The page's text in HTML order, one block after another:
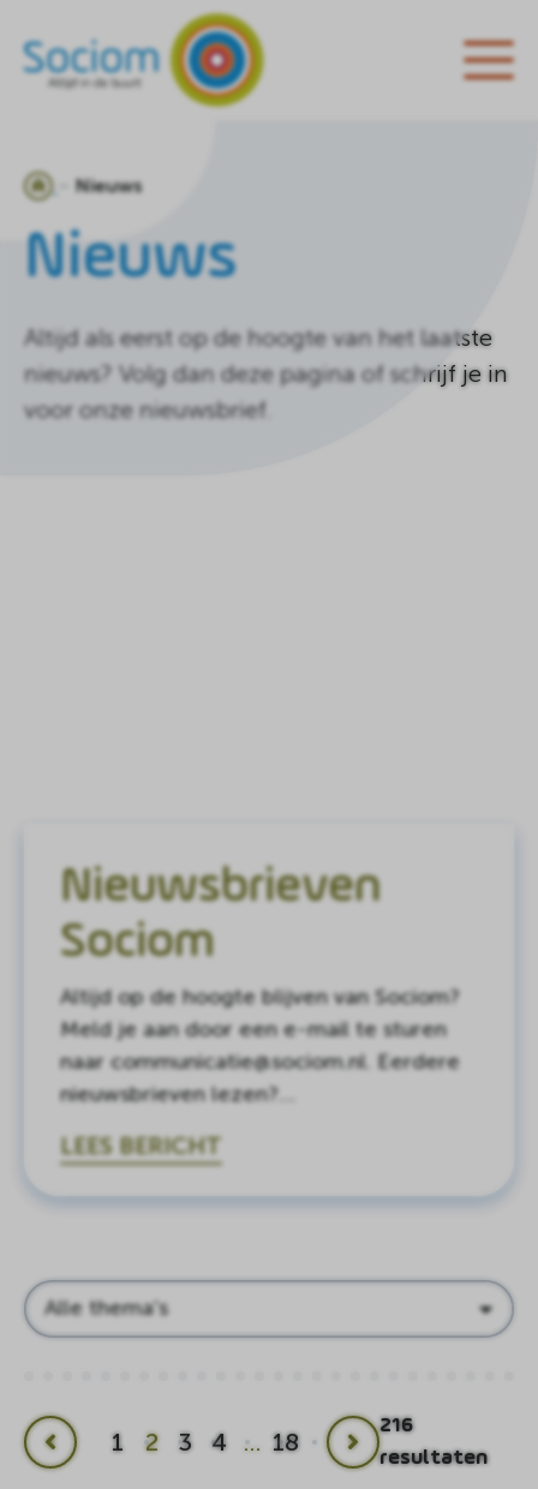
Ga
de
homepagina
Nieuws
Nieuws
Altijd als eerst op de hoogte van het laatste
nieuws? Volg dan deze pagina of schrijf je in
voor onze nieuwsbrief.
Nieuwsbrieven
Sociom
Altijd op de hoogte blijven van Sociom?
Meld je aan door een e-mail te sturen
naar communicatie@sociom.nl. Eerdere
nieuwsbrieven lezen?…
LEES BERICHT
Thema's
Vorige
1 2 3 4 … 18
Volgende
216
resultaten